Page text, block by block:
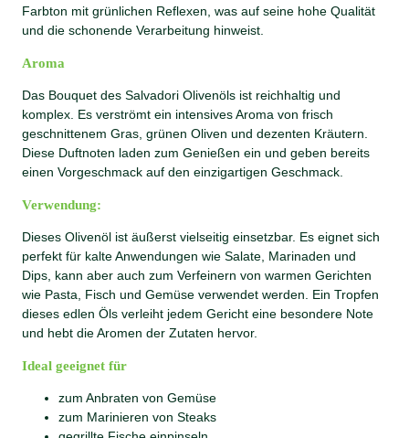
Farbton mit grünlichen Reflexen, was auf seine hohe Qualität
und die schonende Verarbeitung hinweist.
Aroma
Das Bouquet des Salvadori Olivenöls ist reichhaltig und
komplex. Es verströmt ein intensives Aroma von frisch
geschnittenem Gras, grünen Oliven und dezenten Kräutern.
Diese Duftnoten laden zum Genießen ein und geben bereits
einen Vorgeschmack auf den einzigartigen Geschmack.
Verwendung:
Dieses Olivenöl ist äußerst vielseitig einsetzbar. Es eignet sich
perfekt für kalte Anwendungen wie Salate, Marinaden und
Dips, kann aber auch zum Verfeinern von warmen Gerichten
wie Pasta, Fisch und Gemüse verwendet werden. Ein Tropfen
dieses edlen Öls verleiht jedem Gericht eine besondere Note
und hebt die Aromen der Zutaten hervor.
Ideal geeignet für
zum Anbraten von Gemüse
zum Marinieren von Steaks